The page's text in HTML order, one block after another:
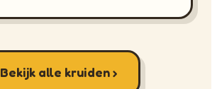
Bekijk alle kruiden ›